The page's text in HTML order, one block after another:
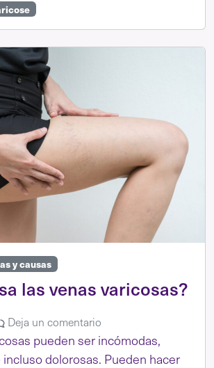
y causas
las venas varicosas?
Deja un comentario
pueden ser incómodas,
dolorosas. Pueden hacer